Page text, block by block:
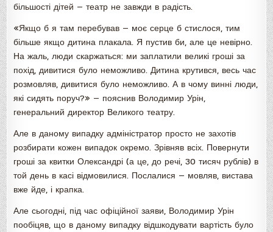
більшості дітей — театр не завжди в радість.
«Якщо б я там перебував — моє серце б стислося, тим
більше якщо дитина плакала. Я пустив би, але це невірно.
На жаль, люди скаржаться: ми заплатили великі гроші за
похід, дивитися було неможливо. Дитина крутився, весь час
розмовляв, дивитися було неможливо. А в чому винні люди,
які сидять поруч?» — пояснив Володимир Урін,
генеральний директор Великого театру.
Але в даному випадку адміністратор просто не захотів
розбирати кожен випадок окремо. Зрівняв всіх. Повернути
гроші за квитки Олександрі (а це, до речі, 30 тисяч рублів) в
той день в касі відмовилися. Послалися — мовляв, вистава
вже йде, і крапка.
Але сьогодні, під час офіційної заяви, Володимир Урін
пообіцяв, що в даному випадку відшкодувати вартість було